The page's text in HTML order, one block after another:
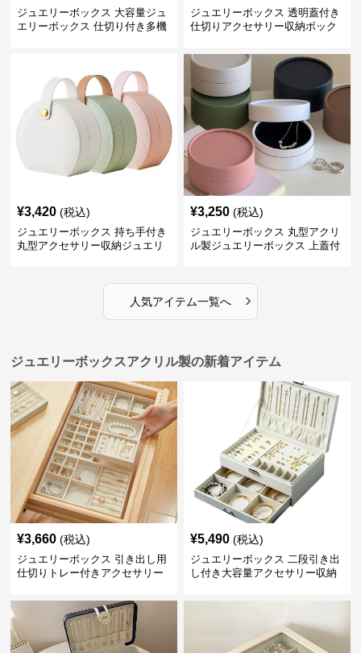
ジュエリーボックス 大容量ジュ
エリーボックス 仕切り付き多機
ジュエリーボックス 透明蓋付き
仕切りアクセサリー収納ボック
¥3,420 (税込)
ジュエリーボックス 持ち手付き
丸型アクセサリー収納ジュエリ
¥3,250 (税込)
ジュエリーボックス 丸型アクリ
ル製ジュエリーボックス 上蓋付
人気アイテム一覧へ ›
ジュエリーボックスアクリル製の新着アイテム
¥3,660 (税込)
ジュエリーボックス 引き出し用
仕切りトレー付きアクセサリー
¥5,490 (税込)
ジュエリーボックス 二段引き出
し付き大容量アクセサリー収納